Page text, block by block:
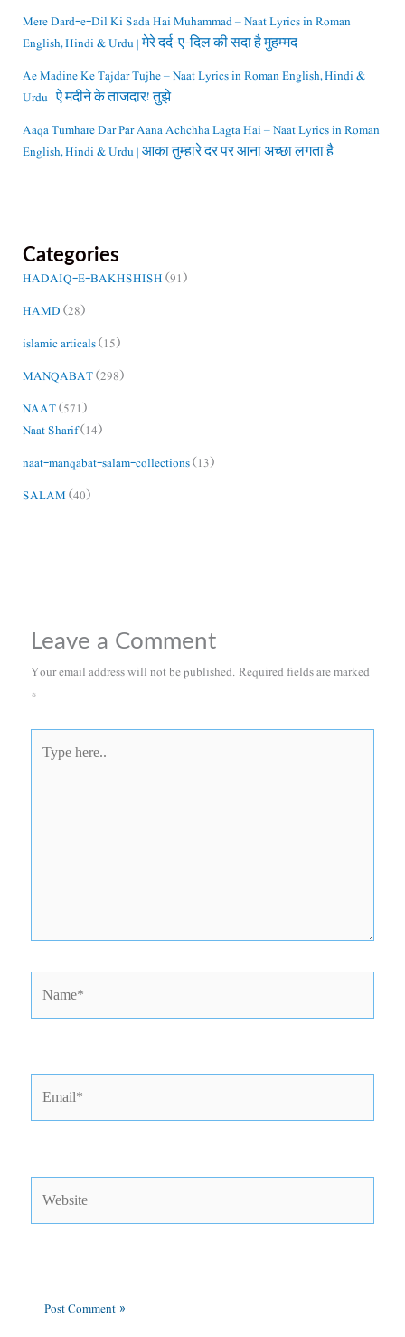
Mere Dard-e-Dil Ki Sada Hai Muhammad – Naat Lyrics in Roman
English, Hindi & Urdu | मेरे दर्द-ए-दिल की सदा है मुहम्मद
Ae Madine Ke Tajdar Tujhe – Naat Lyrics in Roman English, Hindi &
Urdu | ऐ मदीने के ताजदार! तुझे
Aaqa Tumhare Dar Par Aana Achchha Lagta Hai – Naat Lyrics in Roman
English, Hindi & Urdu | आका तुम्हारे दर पर आना अच्छा लगता है
Categories
HADAIQ-E-BAKHSHISH(91)
HAMD(28)
islamic articals(15)
MANQABAT(298)
NAAT(571)
Naat Sharif(14)
naat-manqabat-salam-collections(13)
SALAM(40)
Leave a Comment
Your email address will not be published.Required fields are marked
*
here..